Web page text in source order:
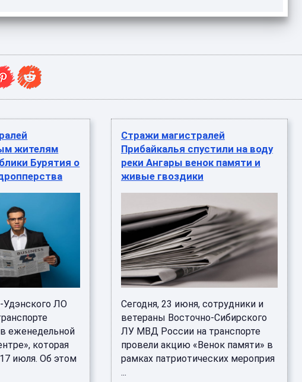
жителям
Бурятия о
Удэнского ЛО
еженедельной
которая
июля. Об этом
Стражи магистралей
Прибайкалья спустили на воду
реки Ангары венок памяти и
живые гвоздики
Сегодня, 23 июня, сотрудники и
ветераны Восточно-Сибирского
ЛУ МВД России на транспорте
провели акцию «Венок памяти» в
рамках патриотических мероприя
...